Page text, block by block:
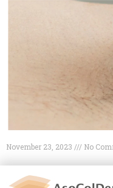
November 23, 2023 No